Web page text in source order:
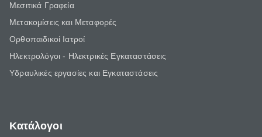
Μεσιτικά Γραφεία
Μετακομίσεις και Μεταφορές
Ορθοπαιδικοί Ιατροί
Ηλεκτρολόγοι - Ηλεκτρικές Εγκαταστάσεις
Υδραυλικές εργασίες και Εγκαταστάσεις
Κατάλογοι